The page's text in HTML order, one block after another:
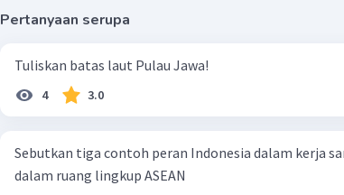
Pertanyaan serupa
Tuliskan batas laut Pulau Jawa!
4 3.0
Sebutkan tiga contoh peran Indonesia dalam kerja
dalam ruang lingkup ASEAN